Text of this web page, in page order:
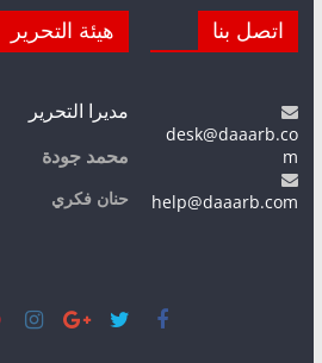
اتصل بنا
desk@daaarb.co
m
help@daaarb.com
هيئة التحرير
مديرا التحرير
محمد جودة
حنان فكري